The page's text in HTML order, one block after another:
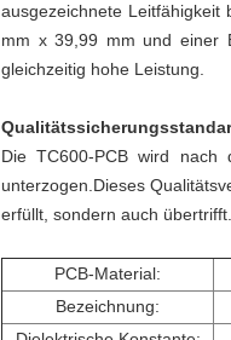
ausgezeichnete Leitfähigkeit
mm x 39,99 mm und einer
gleichzeitig hohe Leistung.
Die TC600-PCB wird nach
unterzogen.Dieses
erfüllt, sondern auch
PCB-Material:
Bezeichnung: